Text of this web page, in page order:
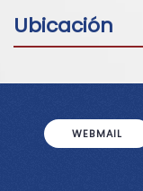
Ubicación
WEBMAIL